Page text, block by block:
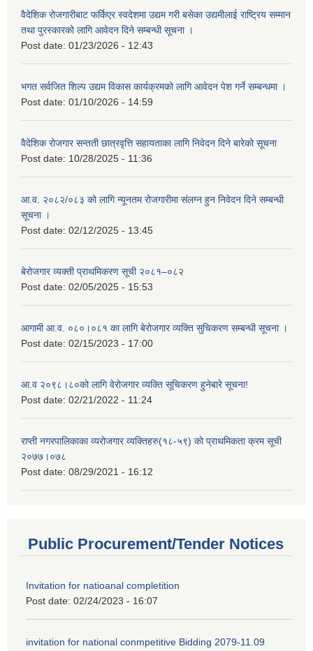
वैदेशिक रोजगारीबाट फर्किएर स्वदेशमा उद्यम गरी बसेका उद्यमीलाई राष्ट्रिय सम्मान
तथा पुरस्कारको लागि आवेदन दिने सम्बन्धी सूचना ।
Post date: 01/23/2026 - 12:43
भगत सर्वजित शिल्प उद्यम विकास कार्यक्रमको लागि आवेदन पेश गर्ने सम्बन्धमा ।
Post date: 01/10/2026 - 14:59
वैदेशिक रोजगार सन्तती छात्रवृत्ति सहायताका लागि निवेदन दिने बारेको सूचना
Post date: 10/28/2025 - 11:36
आ.व. २०८२/०८३ को लागि न्यूनतम रोजगारीमा संलग्न हुन निवेदन दिने सम्बन्धी
सूचना ।
Post date: 02/12/2025 - 13:45
बेरोजगार व्यक्ती प्राथमिकरण सूची २०८१–०८२
Post date: 02/05/2025 - 15:53
आगामी आ.व. ०८०।०८१ का लागि बेरोजगार व्यक्ति सुचिकरण सम्बन्धी सूचना ।
Post date: 02/15/2023 - 17:00
आ.व २०९८।८०को लागि वेरोजगार व्यक्ति सूचिकरण हुनेबारे सूचना!
Post date: 02/21/2022 - 11:24
राप्ती नगरपालिकाका व्यरोजगार व्यक्तिहरु(१८-५९) को प्राथमिकता क्रम सूची
२०७७।०७८
Post date: 08/29/2021 - 16:12
Public Procurement/Tender Notices
Invitation for natioanal completition
Post date: 02/24/2023 - 16:07
invitation for national conmpetitive Bidding 2079-11.09